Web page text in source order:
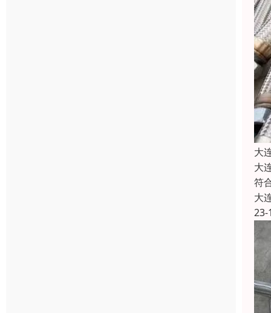
大
大
符
大
23-